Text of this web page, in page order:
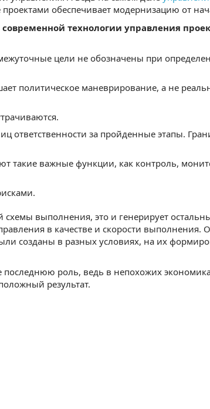
обеспечивает модернизацию от
технологии управления
цели не обозначены при
политическое маневрирование, а не
ответственности за пройденные этапы.
такие важные функции, как контроль,
выполнения, это и генерирует
в качестве и скорости выполнения.
созданы в разных условиях, на их
последнюю роль, ведь в непохожих
результат.